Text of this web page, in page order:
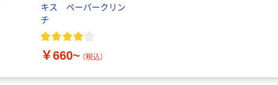
キス ペーパークリン
チ
￥660~ （税込）